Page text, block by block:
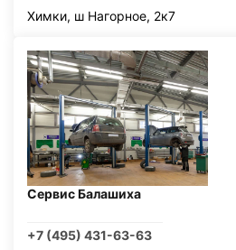
Химки, ш Нагорное, 2к7
Сервис Балашиха
+7 (495) 431-63-63